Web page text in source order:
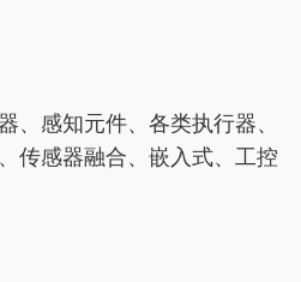
、感知元件、各类执行器、
传感器融合、嵌入式、工控